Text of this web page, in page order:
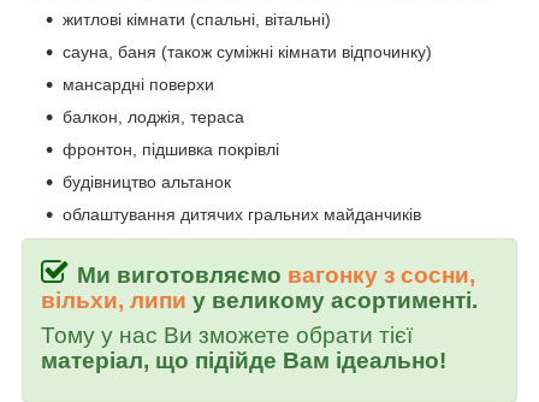
житлові кімнати (спальні, вітальні)
сауна, баня (також суміжні кімнати відпочинку)
мансардні поверхи
балкон, лоджія, тераса
фронтон, підшивка покрівлі
будівництво альтанок
облаштування дитячих гральних майданчиків
Ми виготовляємо вагонку з сосни,
вільхи, липи у великому асортименті.
Тому у нас Ви зможете обрати тієї
матеріал, що підійде Вам ідеально!